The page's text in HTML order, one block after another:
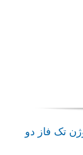
دو